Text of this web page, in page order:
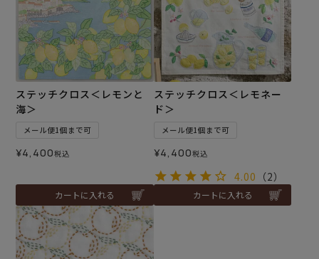
ステッチクロス＜レモンと
海＞
メール便1個まで可
¥4,400税込
カートに入れる
ステッチクロス＜レモネー
ド＞
メール便1個まで可
¥4,400税込
4.00 （2）
カートに入れる